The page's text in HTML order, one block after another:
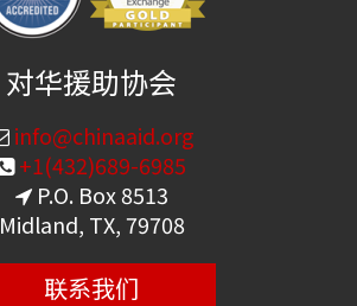
对华援助协会
info@chinaaid.org
+1(432)689-6985
P.O. Box 8513
Midland, TX, 79708
联系我们